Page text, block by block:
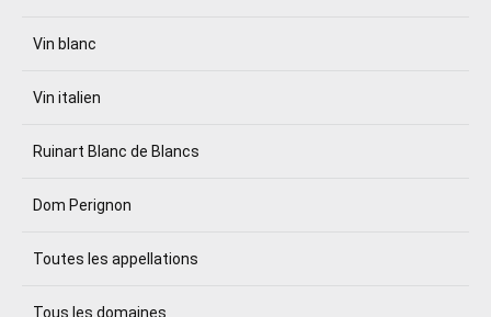
Vin blanc
Vin italien
Ruinart Blanc de Blancs
Dom Perignon
Toutes les appellations
Tous les domaines